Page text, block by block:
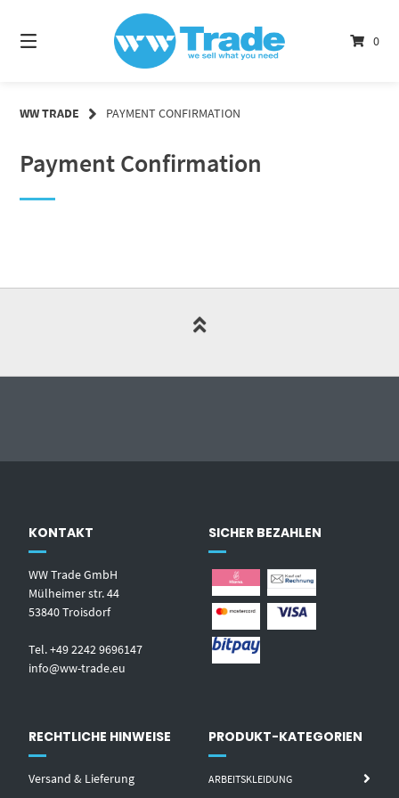
Inhalt
0
WW TRADE PAYMENT CONFIRMATION
Payment Confirmation
KONTAKT
WW Trade GmbH
Mülheimer str. 44
53840 Troisdorf
Tel. +49 2242 9696147
info@ww-trade.eu
SICHER BEZAHLEN
RECHTLICHE HINWEISE
Versand & Lieferung
PRODUKT-KATEGORIEN
ARBEITSKLEIDUNG